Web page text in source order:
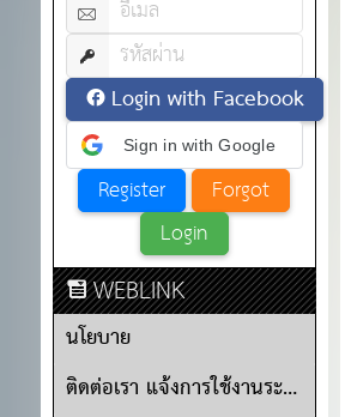
Login with Facebook
Sign in with Google
WEBLINK
นโยบาย
ติดต่อเรา แจ้งการใช้งานระบบ